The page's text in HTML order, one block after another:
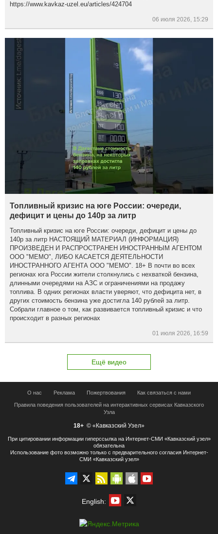
https://www.kavkaz-uzel.eu/articles/424704
06 июля 2026, 15:29
Топливный кризис на юге России: очереди,
дефицит и цены до 140р за литр
Топливный кризис на юге России: очереди, дефицит и цены до
140р за литр НАСТОЯЩИЙ МАТЕРИАЛ (ИНФОРМАЦИЯ)
ПРОИЗВЕДЕН И РАСПРОСТРАНЕН ИНОСТРАННЫМ АГЕНТОМ
ООО "МЕМО", ЛИБО КАСАЕТСЯ ДЕЯТЕЛЬНОСТИ
ИНОСТРАННОГО АГЕНТА ООО "МЕМО". 18+ В почти во всех
регионах юга России жители столкнулись с нехваткой бензина,
длинными очередями на АЗС и ограничениями на продажу
топлива. В одних регионах власти уверяют, что дефицита нет, в
других стоимость бензина уже достигла 140 рублей за литр.
Собрали главное о том, как развивается топливный кризис и что
происходит в разных регионах
01 июля 2026, 16:59
Ещё видео
О нас Реклама Пожертвования Как связаться с нами
Правила поведения пользователей на интерактивных сервисах Кавказского
Узла
18+ © «Кавказский Узел»
При цитировании информации гиперссылка на Интернет-СМИ «Кавказский узел»
обязательна
Использование фото возможно только с предварительного согласия Интернет-
СМИ «Кавказский узел»
English: